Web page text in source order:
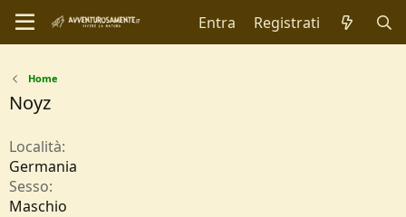
Entra Registrati
Home
Noyz
Località
Germania
Sesso
Maschio